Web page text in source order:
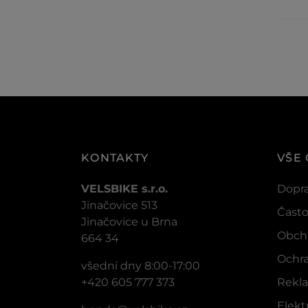
KONTAKTY
VELSBIKE s.r.o.
Jinačovice 513
Jinačovice u Brna
664 34
všední dny 8:00-17:00
+420 605 777 373
VŠE